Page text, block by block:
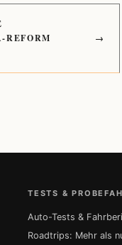
REFORM
→
TESTS &
Auto-Tests &
Roadtrips: Mehr als